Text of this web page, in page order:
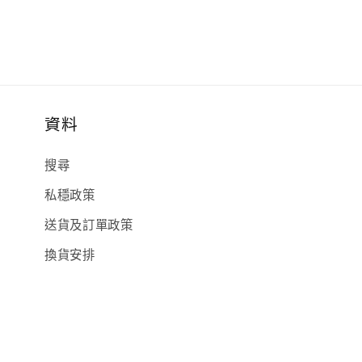
資料
搜尋
私穩政策
送貨及訂單政策
換貨安排